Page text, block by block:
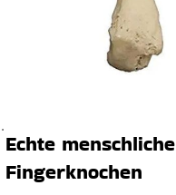
Echte menschliche
Fingerknochen